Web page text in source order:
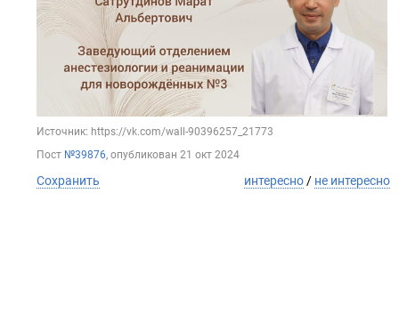
Источник: https://vk.com/wall-90396257_21773
Пост №39876, опубликован 21 окт 2024
Сохранить интересно / не интересно